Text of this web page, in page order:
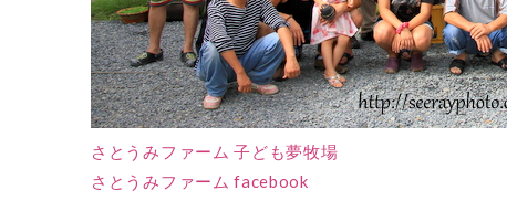
さとうみファーム 子ども夢牧場
さとうみファーム facebook